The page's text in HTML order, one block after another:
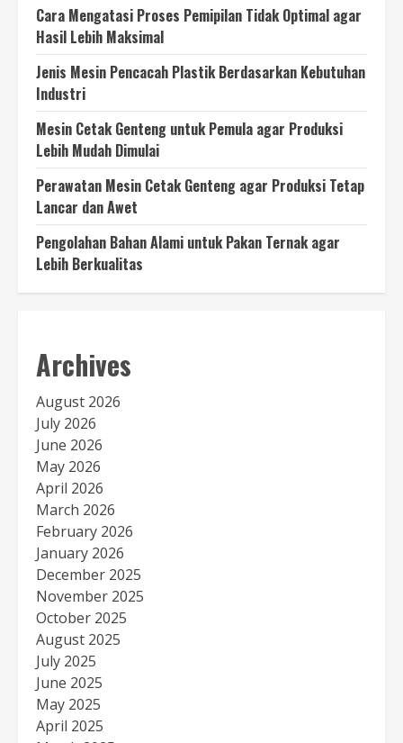
Cara Mengatasi Proses Pemipilan Tidak Optimal agar
Hasil Lebih Maksimal
Jenis Mesin Pencacah Plastik Berdasarkan Kebutuhan
Industri
Mesin Cetak Genteng untuk Pemula agar Produksi
Lebih Mudah Dimulai
Perawatan Mesin Cetak Genteng agar Produksi Tetap
Lancar dan Awet
Pengolahan Bahan Alami untuk Pakan Ternak agar
Lebih Berkualitas
Archives
August 2026
July 2026
June 2026
May 2026
April 2026
March 2026
February 2026
January 2026
December 2025
November 2025
October 2025
August 2025
July 2025
June 2025
May 2025
April 2025